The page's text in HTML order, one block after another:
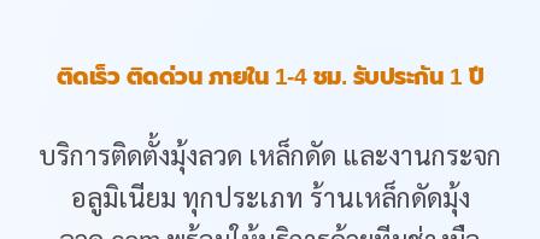
ติดเร็ว ติดด่วน ภายใน 1-4 ชม. รับประกัน 1 ปี
บริการติดตั้งมุ้งลวด เหล็กดัด และงานกระจก
อลูมิเนียม ทุกประเภท ร้านเหล็กดัดมุ้ง